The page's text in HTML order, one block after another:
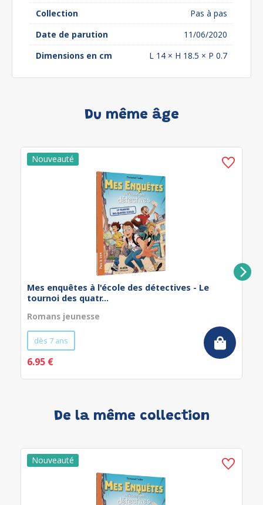
Collection
Pas à pas
Date de parution
11/06/2020
Dimensions en cm
L 14 × H 18.5 × P 0.7
Du même âge
Mes enquêtes à l'école des détectives - Le
tournoi des quatr...
Romans jeunesse
dès 7 ans
6.95 €
De la même collection